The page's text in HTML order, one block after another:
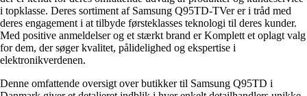
i topklasse. Deres sortiment af Samsung Q95TD-TVer er i tråd med
deres engagement i at tilbyde førsteklasses teknologi til deres kunder.
Med positive anmeldelser og et stærkt brand er Komplett et oplagt valg
for dem, der søger kvalitet, pålidelighed og ekspertise i
elektronikverdenen.
Denne omfattende oversigt over butikker til Samsung Q95TD i